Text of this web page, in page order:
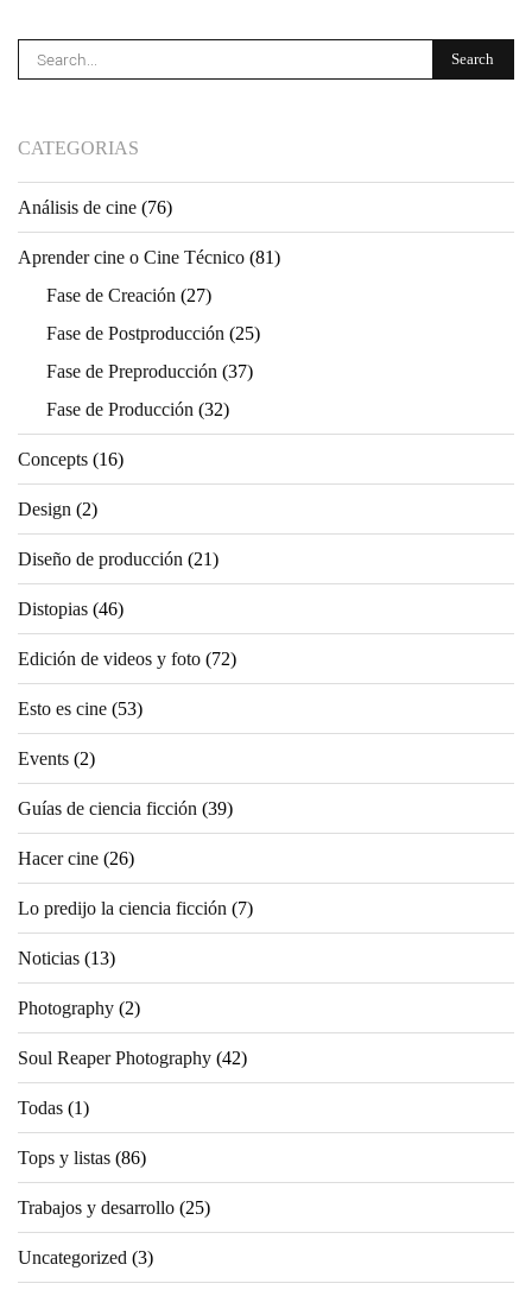
CATEGORIAS
Análisis de cine (76)
Aprender cine o Cine Técnico (81)
Fase de Creación (27)
Fase de Postproducción (25)
Fase de Preproducción (37)
Fase de Producción (32)
Concepts (16)
Design (2)
Diseño de producción (21)
Distopias (46)
Edición de videos y foto (72)
Esto es cine (53)
Events (2)
Guías de ciencia ficción (39)
Hacer cine (26)
Lo predijo la ciencia ficción (7)
Noticias (13)
Photography (2)
Soul Reaper Photography (42)
Todas (1)
Tops y listas (86)
Trabajos y desarrollo (25)
Uncategorized (3)